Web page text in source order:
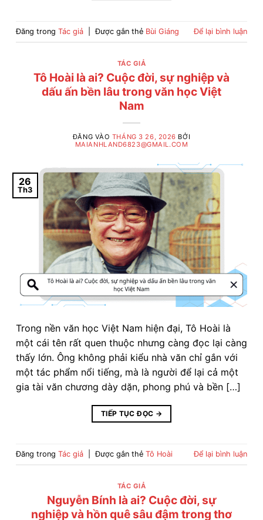
Đăng trong Tác giả Được gắn thẻ Bùi Giáng Để lại bình luận
TÁC GIẢ
Tô Hoài là ai? Cuộc đời, sự nghiệp và
dấu ấn bền lâu trong văn học Việt
Nam
ĐĂNG VÀO THÁNG 3 26, 2026 BỞI
MAIANHLAND6823@GMAIL.COM
26
Th3
Trong nền văn học Việt Nam hiện đại, Tô Hoài là
một cái tên rất quen thuộc nhưng càng đọc lại càng
thấy lớn. Ông không phải kiểu nhà văn chỉ gắn với
một tác phẩm nổi tiếng, mà là người để lại cả một
gia tài văn chương dày dặn, phong phú và bền […]
TIẾP TỤC ĐỌC →
Đăng trong Tác giả Được gắn thẻ Tô Hoài Để lại bình luận
TÁC GIẢ
Nguyễn Bính là ai? Cuộc đời, sự
nghiệp và hồn quê sâu đậm trong thơ